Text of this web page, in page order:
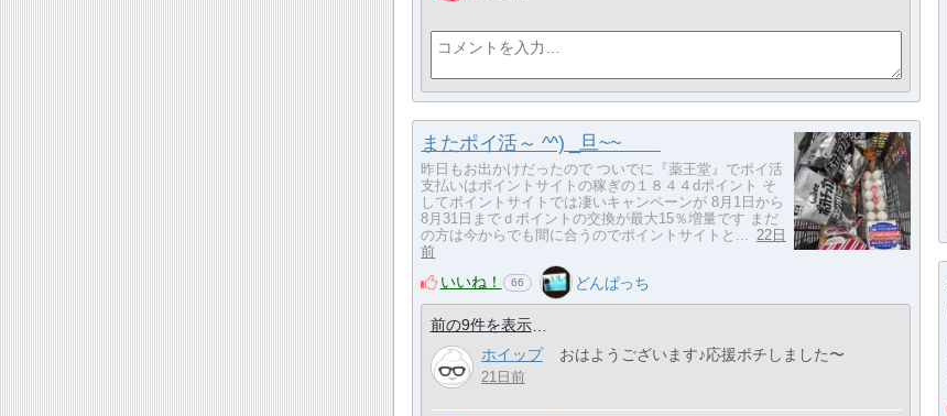
またポイ活～ ^^) _旦~~
昨日もお出かけだったので ついでに『薬王堂』でポイ活
支払いはポイントサイトの稼ぎの１８４４dポイント そ
してポイントサイトでは凄いキャンペーンが 8月1日から
8月31日までｄポイントの交換が最大15％増量です まだ
の方は今からでも間に合うのでポイントサイトと... 22日
前
いいね！ 66 どんぱっち
前の9件を表示
ホイップ
おはようございます♪応援ポチしました〜
21日前